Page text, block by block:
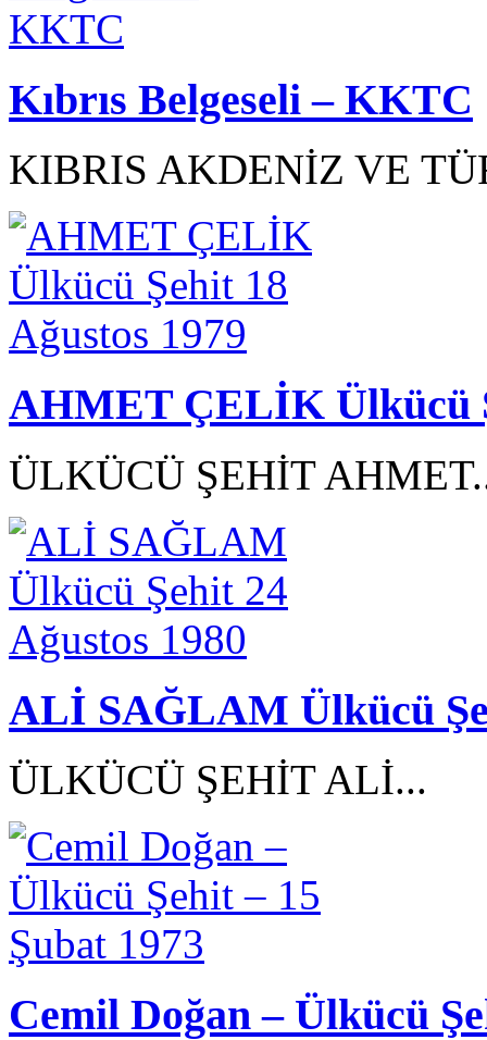
Kıbrıs Belgeseli – KKTC
KIBRIS AKDENİZ VE
AHMET ÇELİK Ülkücü
ÜLKÜCÜ ŞEHİT
ALİ SAĞLAM Ülkücü
ÜLKÜCÜ ŞEHİT ALİ...
Cemil Doğan – Ülkücü